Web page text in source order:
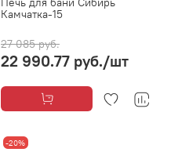
Камчатка-15
27 085 руб.
22 990.77 руб./шт
-20%